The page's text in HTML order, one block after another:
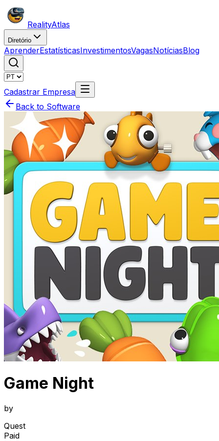
RealityAtlas
Diretório
AprenderEstatísticasInvestimentosVagasNotíciasBlog
Cadastrar Empresa
Back to Software
Game Night
by
Quest
Paid